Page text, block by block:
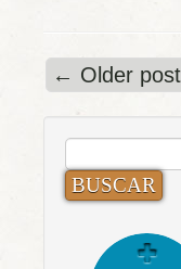
← Older
BUSCAR: